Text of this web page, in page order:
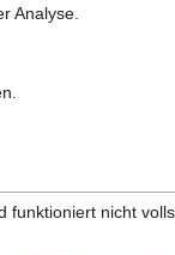
Analyse.
funktioniert nicht